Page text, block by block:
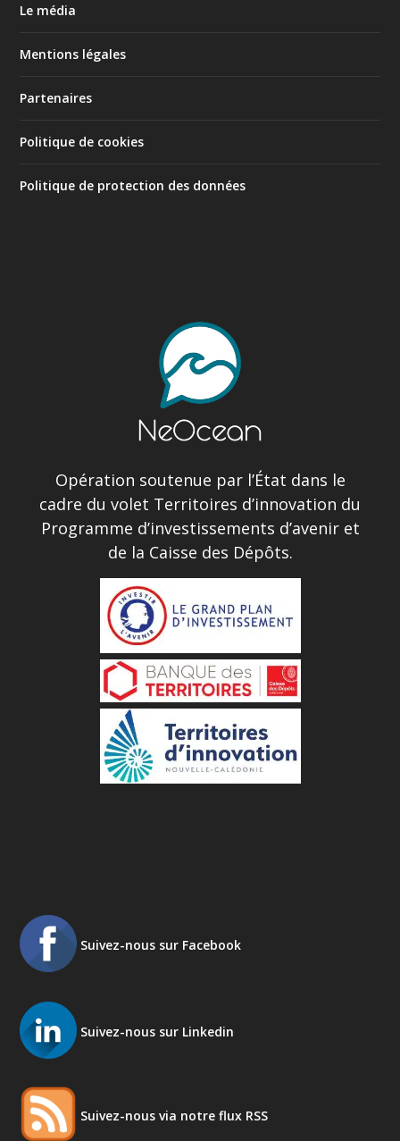
Le média
Mentions légales
Partenaires
Politique de cookies
Politique de protection des données
Opération soutenue par l’État dans le
cadre du volet Territoires d’innovation du
Programme d’investissements d’avenir et
de la Caisse des Dépôts.
Suivez-nous sur Facebook
Suivez-nous sur Linkedin
Suivez-nous via notre flux RSS